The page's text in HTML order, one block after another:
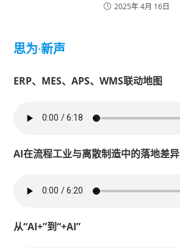
2025年 4月 16日
思为·新声
ERP、MES、APS、WMS联动地图
AI在流程工业与离散制造中的落地差异
从“AI+”到“+AI”